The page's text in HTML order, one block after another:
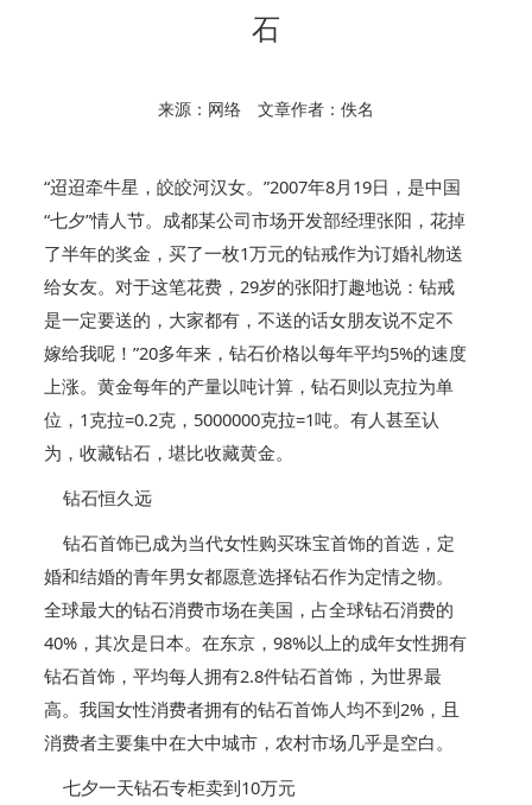
石
来源：网络 文章作者：佚名
“迢迢牵牛星，皎皎河汉女。”2007年8月19日，是中国
“七夕”情人节。成都某公司市场开发部经理张阳，花掉
了半年的奖金，买了一枚1万元的钻戒作为订婚礼物送
给女友。对于这笔花费，29岁的张阳打趣地说：钻戒
是一定要送的，大家都有，不送的话女朋友说不定不
嫁给我呢！”20多年来，钻石价格以每年平均5%的速度
上涨。黄金每年的产量以吨计算，钻石则以克拉为单
位，1克拉=0.2克，5000000克拉=1吨。有人甚至认
为，收藏钻石，堪比收藏黄金。
钻石恒久远
钻石首饰已成为当代女性购买珠宝首饰的首选，定
婚和结婚的青年男女都愿意选择钻石作为定情之物。
全球最大的钻石消费市场在美国，占全球钻石消费的
40%，其次是日本。在东京，98%以上的成年女性拥有
钻石首饰，平均每人拥有2.8件钻石首饰，为世界最
高。我国女性消费者拥有的钻石首饰人均不到2%，且
消费者主要集中在大中城市，农村市场几乎是空白。
七夕一天钻石专柜卖到10万元